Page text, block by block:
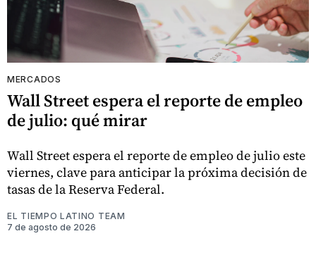
MERCADOS
Wall Street espera el reporte de empleo
de julio: qué mirar
Wall Street espera el reporte de empleo de julio este
viernes, clave para anticipar la próxima decisión de
tasas de la Reserva Federal.
EL TIEMPO LATINO TEAM
7 de agosto de 2026